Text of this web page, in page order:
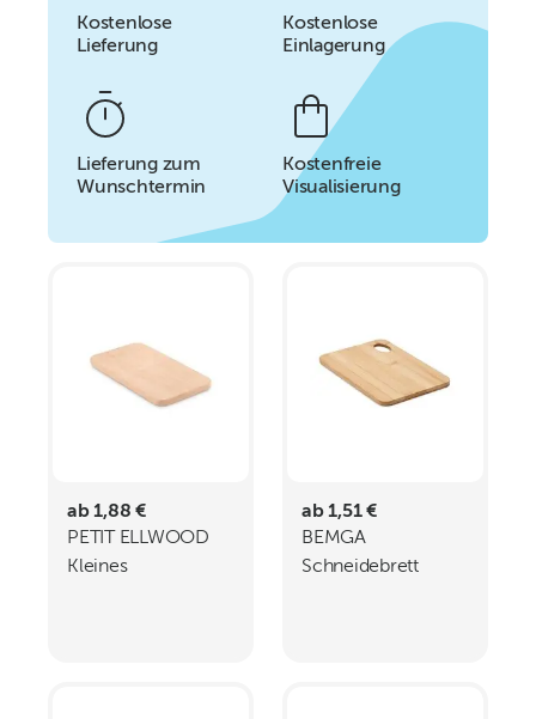
Kostenlose
Lieferung
Kostenlose
Einlagerung
Lieferung zum
Wunschtermin
Kostenfreie
Visualisierung
ab 1,88 €
PETIT ELLWOOD
Kleines
ab 1,51 €
BEMGA
Schneidebrett